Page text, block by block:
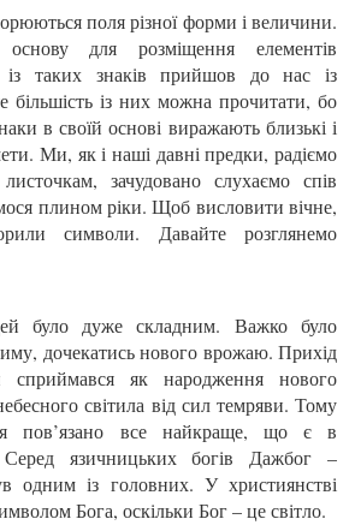
поля різної форми і величини.
для розміщення елементів
таких знаків прийшов до нас із
більшість із них можна прочитати, бо
в своїй основі виражають близькі і
Ми, як і наші давні предки, радіємо
зачудовано слухаємо спів
плином ріки. Щоб висловити вічне,
символи. Давайте розглянемо
було дуже складним. Важко було
дочекатись нового врожаю. Прихід
сприймався як народження нового
світила від сил темряви. Тому
пов’язано все найкраще, що є в
язичницьких богів Дажбог –
одним із головних. У християнстві
Бога, оскільки Бог – це світло.